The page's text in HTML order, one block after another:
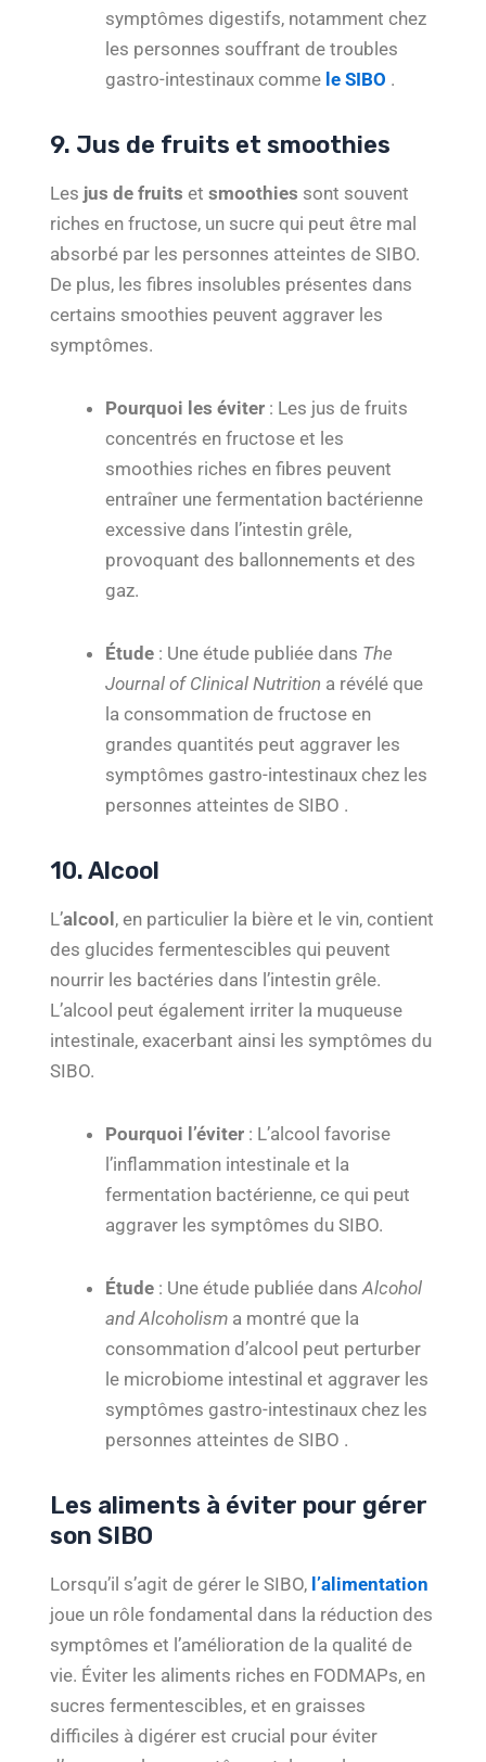
symptômes digestifs, notamment chez
les personnes souffrant de troubles
gastro-intestinaux comme le SIBO .
9. Jus de fruits et smoothies
Les jus de fruits etsmoothies sont souvent
riches en fructose, un sucre qui peut être mal
absorbé par les personnes atteintes de SIBO.
De plus, les fibres insolubles présentes dans
certains smoothies peuvent aggraver les
symptômes.
Pourquoi les éviter : Les jus de fruits
concentrés en fructose et les
smoothies riches en fibres peuvent
entraîner une fermentation bactérienne
excessive dans l’intestin grêle,
provoquant des ballonnements et des
gaz.
Étude : Une étude publiée dans The
Journal of Clinical Nutrition a révélé que
la consommation de fructose en
grandes quantités peut aggraver les
symptômes gastro-intestinaux chez les
personnes atteintes de SIBO .
10. Alcool
L’alcool , en particulier la bière et le vin, contient
des glucides fermentescibles qui peuvent
nourrir les bactéries dans l’intestin grêle.
L’alcool peut également irriter la muqueuse
intestinale, exacerbant ainsi les symptômes du
SIBO.
Pourquoi l’éviter : L’alcool favorise
l’inflammation intestinale et la
fermentation bactérienne, ce qui peut
aggraver les symptômes du SIBO.
Étude : Une étude publiée dansAlcohol
and Alcoholism a montré que la
consommation d’alcool peut perturber
le microbiome intestinal et aggraver les
symptômes gastro-intestinaux chez les
personnes atteintes de SIBO .
Les aliments à éviter pour gérer
son SIBO
Lorsqu’il s’agit de gérer le SIBO, l’alimentation
joue un rôle fondamental dans la réduction des
symptômes et l’amélioration de la qualité de
vie. Éviter les aliments riches en FODMAPs, en
sucres fermentescibles, et en graisses
difficiles à digérer est crucial pour éviter